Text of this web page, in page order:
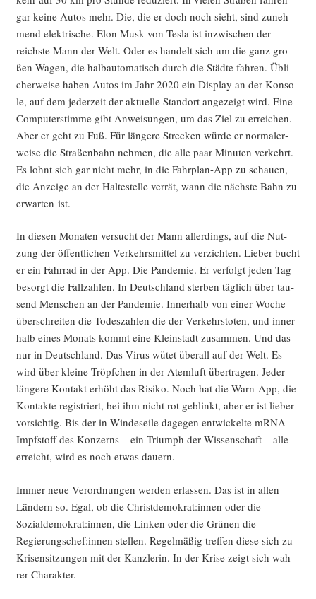
gar kei­ne Autos mehr. Die, die er doch noch sieht, sind zuneh­
mend elek­tri­sche. Elon Musk von Tes­la ist inzwi­schen der
reichs­te Mann der Welt. Oder es han­delt sich um die ganz gro­
ßen Wagen, die halb­au­to­ma­tisch durch die Städ­te fah­ren. Übli­
cher­wei­se haben Autos im Jahr 2020 ein Dis­play an der Kon­so­
le, auf dem jeder­zeit der aktu­el­le Stand­ort ange­zeigt wird. Eine
Com­pu­ter­stim­me gibt Anwei­sun­gen, um das Ziel zu errei­chen.
Aber er geht zu Fuß. Für län­ge­re Stre­cken wür­de er nor­ma­ler­
wei­se die Stra­ßen­bahn neh­men, die alle paar Minu­ten ver­kehrt.
Es lohnt sich gar nicht mehr, in die Fahr­plan-App zu schau­en,
die Anzei­ge an der Hal­te­stel­le ver­rät, wann die nächs­te Bahn zu
erwar­ten ist.
In die­sen Mona­ten ver­sucht der Mann aller­dings, auf die Nut­
zung der öffent­li­chen Ver­kehrs­mit­tel zu ver­zich­ten. Lie­ber bucht
er ein Fahr­rad in der App. Die Pan­de­mie. Er ver­folgt jeden Tag
besorgt die Fall­zah­len. In Deutsch­land ster­ben täg­lich über tau­
send Men­schen an der Pan­de­mie. Inner­halb von einer Woche
über­schrei­ten die Todes­zah­len die der Ver­kehrs­to­ten, und inner­
halb eines Monats kommt eine Klein­stadt zusam­men. Und das
nur in Deutsch­land. Das Virus wütet über­all auf der Welt. Es
wird über klei­ne Tröpf­chen in der Atem­luft über­tra­gen. Jeder
län­ge­re Kon­takt erhöht das Risi­ko. Noch hat die Warn-App, die
Kon­tak­te regis­triert, bei ihm nicht rot geblinkt, aber er ist lie­ber
vor­sich­tig. Bis der in Win­des­ei­le dage­gen ent­wi­ckel­te mRNA-
Impf­stoff des Kon­zerns – ein Tri­umph der Wis­sen­schaft – alle
erreicht, wird es noch etwas dauern.
Immer neue Ver­ord­nun­gen wer­den erlas­sen. Das ist in allen
Län­dern so. Egal, ob die Christdemokrat:innen oder die
Sozialdemokrat:innen, die Lin­ken oder die Grü­nen die
Regierungschef:innen stel­len. Regel­mä­ßig tref­fen die­se sich zu
Kri­sen­sit­zun­gen mit der Kanz­le­rin. In der Kri­se zeigt sich wah­
rer Charakter.